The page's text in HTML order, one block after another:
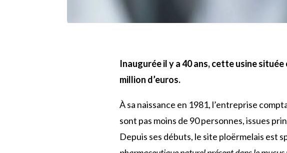
Inaugurée il y a 40 ans, cette usine
million d’euros.
À sa naissance en 1981, l’entreprise
sont pas moins de 90 personnes, issues
Depuis ses débuts, le site ploërmelais est